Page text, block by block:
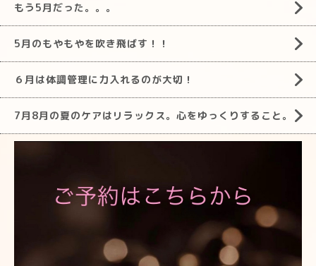
もう5月だった。。。
5月のもやもやを吹き飛ばす！！
６月は体調管理に力入れるのが大切！
7月8月の夏のケアはリラックス。心をゆっくりすること。